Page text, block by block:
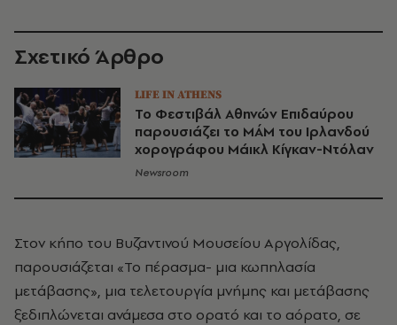
Σχετικό Άρθρο
LIFE IN ATHENS
Το Φεστιβάλ Αθηνών Επιδαύρου
παρουσιάζει το MÁM του Ιρλανδού
χορογράφου Μάικλ Κίγκαν-Ντόλαν
Newsroom
Στον κήπο του Βυζαντινού Μουσείου Αργολίδας,
παρουσιάζεται «Το πέρασμα- μια κωπηλασία
μετάβασης», μια τελετουργία μνήμης και μετάβασης
ξεδιπλώνεται ανάμεσα στο ορατό και το αόρατο, σε